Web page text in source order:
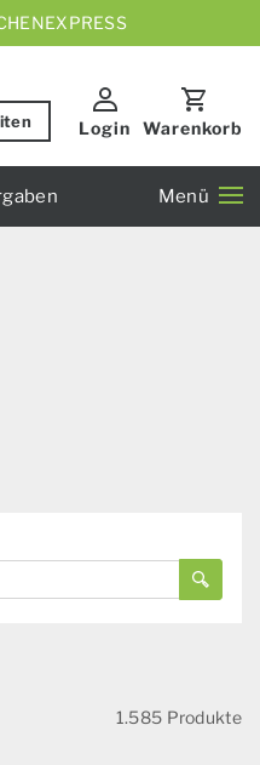
Login Warenkorb
Menü
1.585 Produkte